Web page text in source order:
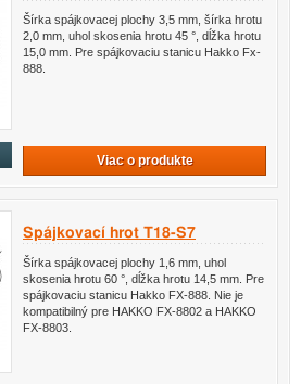
Šírka spájkovacej plochy 3,5 mm, šírka hrotu
2,0 mm, uhol skosenia hrotu 45 °, dĺžka hrotu
15,0 mm. Pre spájkovaciu stanicu Hakko Fx-
888.
Viac o produkte
Spájkovací hrot T18-S7
Šírka spájkovacej plochy 1,6 mm, uhol
skosenia hrotu 60 °, dĺžka hrotu 14,5 mm. Pre
spájkovaciu stanicu Hakko FX-888. Nie je
kompatibilný pre HAKKO FX-8802 a HAKKO
FX-8803.